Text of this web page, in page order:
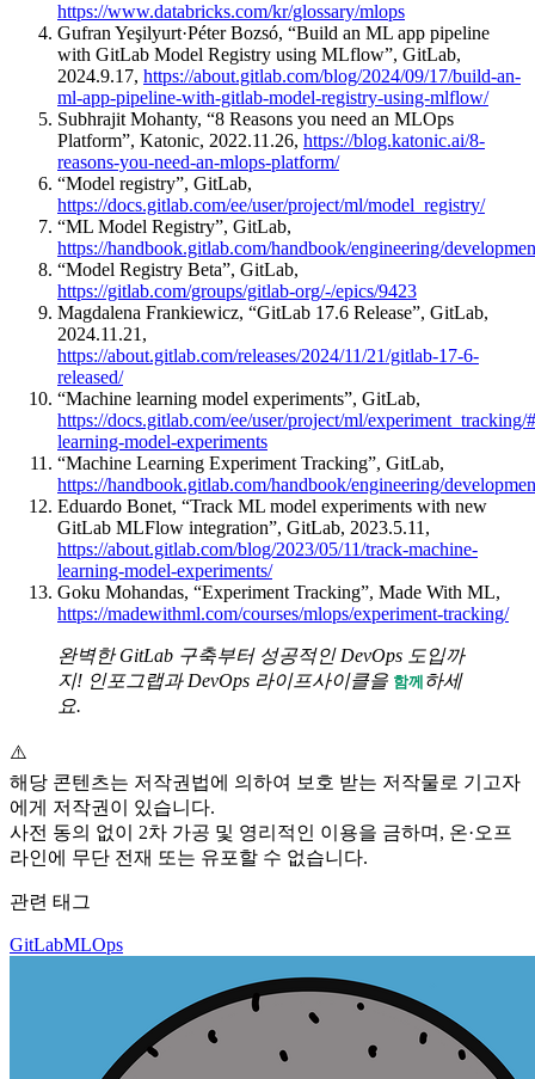
https://www.databricks.com/kr/glossary/mlops
Gufran Yeşilyurt·Péter Bozsó, “Build an ML app pipeline
with GitLab Model Registry using MLflow”, GitLab,
2024.9.17, https://about.gitlab.com/blog/2024/09/17/build-an-
ml-app-pipeline-with-gitlab-model-registry-using-mlflow/
Subhrajit Mohanty, “8 Reasons you need an MLOps
Platform”, Katonic, 2022.11.26, https://blog.katonic.ai/8-
reasons-you-need-an-mlops-platform/
“Model registry”, GitLab,
https://docs.gitlab.com/ee/user/project/ml/model_registry/
“ML Model Registry”, GitLab,
https://handbook.gitlab.com/handbook/engineering/
“Model Registry Beta”, GitLab,
https://gitlab.com/groups/gitlab-org/-/epics/9423
Magdalena Frankiewicz, “GitLab 17.6 Release”, GitLab,
2024.11.21,
https://about.gitlab.com/releases/2024/11/21/gitlab-17-6-
released/
“Machine learning model experiments”, GitLab,
https://docs.gitlab.com/ee/user/project/ml/experiment_tracking/
learning-model-experiments
“Machine Learning Experiment Tracking”, GitLab,
https://handbook.gitlab.com/handbook/engineering/
Eduardo Bonet, “Track ML model experiments with new
GitLab MLFlow integration”, GitLab, 2023.5.11,
https://about.gitlab.com/blog/2023/05/11/track-machine-
learning-model-experiments/
Goku Mohandas, “Experiment Tracking”, Made With ML,
https://madewithml.com/courses/mlops/experiment-tracking/
완벽한 GitLab 구축부터 성공적인 DevOps 도입까
지! 인포그랩과 DevOps 라이프사이클을 함께 하세
요.
⚠️
해당 콘텐츠는 저작권법에 의하여 보호 받는 저작물로 기고자
에게 저작권이 있습니다.
사전 동의 없이 2차 가공 및 영리적인 이용을 금하며, 온·오프
라인에 무단 전재 또는 유포할 수 없습니다.
관련 태그
GitLabMLOps